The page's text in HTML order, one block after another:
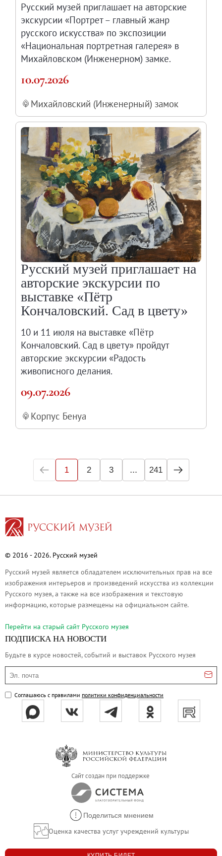
Русский музей приглашает на авторские
экскурсии «Портрет – главный жанр
русского искусства» по экспозиции
«Национальная портретная галерея» в
Михайловском (Инженерном) замке.
10.07.2026
Михайловский (Инженерный) замок
Русский музей приглашает на
авторские экскурсии по
выставке «Пётр
Кончаловский. Сад в цвету»
10 и 11 июля на выставке «Пётр
Кончаловский. Сад в цвету» пройдут
авторские экскурсии «Радость
живописного делания.
09.07.2026
Корпус Бенуа
1 2 3 ... 241
© 2016 - 2026. Русский музей
Русский музей является обладателем исключительных прав на все
изображения интерьеров и произведений искусства из коллекции
Русского музея, а также на все изображения и текстовую
информацию, которые размещены на официальном сайте.
Перейти на cтарый сайт Русского музея
ПОДПИСКА НА НОВОСТИ
Будьте в курсе новостей, событий и выставок Русского музея
Эл. почта
Соглашаюсь с правилами политики конфиденциальности
Сайт создан при поддержке
Поделиться мнением
Оценка качества услуг учреждений культуры